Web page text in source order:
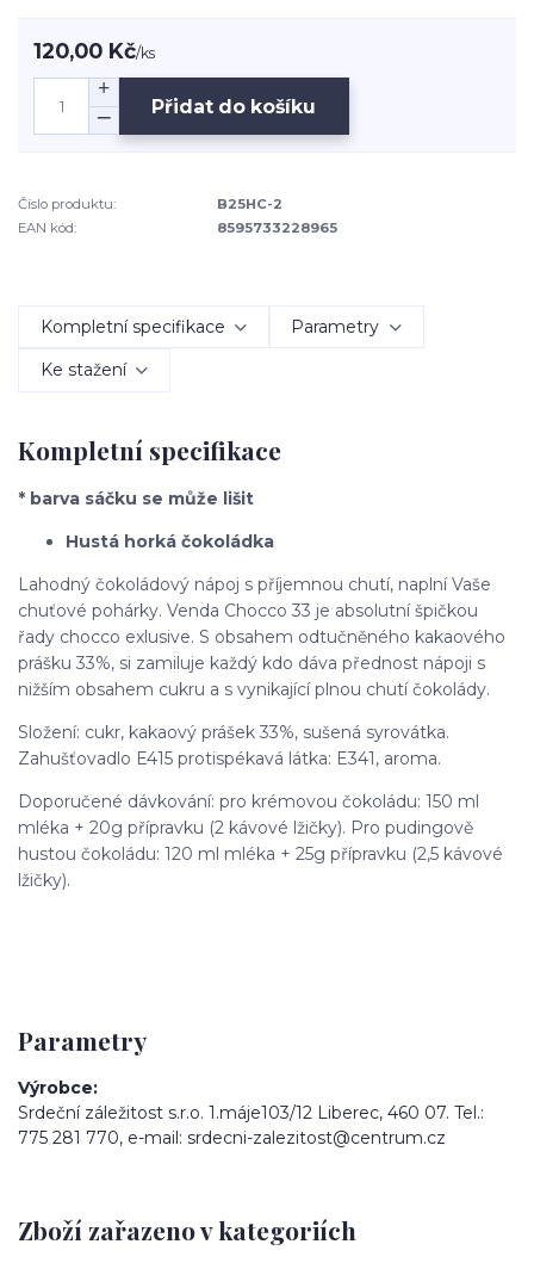
120,00 Kč/ks
Přidat do košíku
Číslo produktu:
B25HC-2
EAN kód:
8595733228965
Kompletní specifikace Parametry
Ke stažení
Kompletní specifikace
* barva sáčku se může lišit
Hustá horká čokoládka
Lahodný čokoládový nápoj s příjemnou chutí, naplní Vaše
chuťové pohárky. Venda Chocco 33 je absolutní špičkou
řady chocco exlusive. S obsahem odtučněného kakaového
prášku 33%, si zamiluje každý kdo dáva přednost nápoji s
nižším obsahem cukru a s vynikající plnou chutí čokolády.
Složení: cukr, kakaový prášek 33%, sušená syrovátka.
Zahušťovadlo E415 protispékavá látka: E341, aroma.
Doporučené dávkování: pro krémovou čokoládu: 150 ml
mléka + 20g přípravku (2 kávové lžičky). Pro pudingově
hustou čokoládu: 120 ml mléka + 25g přípravku (2,5 kávové
lžičky).
Parametry
Výrobce
Srdeční záležitost s.r.o. 1.máje103/12 Liberec, 460 07. Tel.:
775 281 770, e-mail: srdecni-zalezitost@centrum.cz
Zboží zařazeno v kategoriích